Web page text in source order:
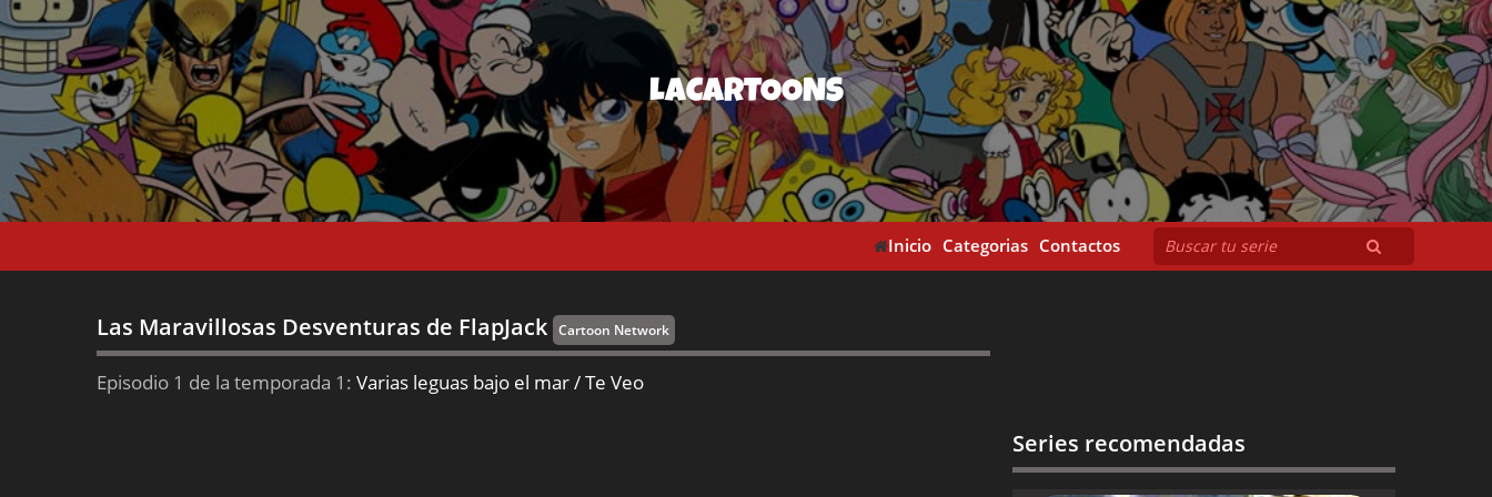
LACARTOONS
Inicio Categorias Contactos
Las Maravillosas Desventuras de FlapJack Cartoon Network
Episodio 1 de la temporada 1: Varias leguas bajo el mar / Te Veo
Series recomendadas